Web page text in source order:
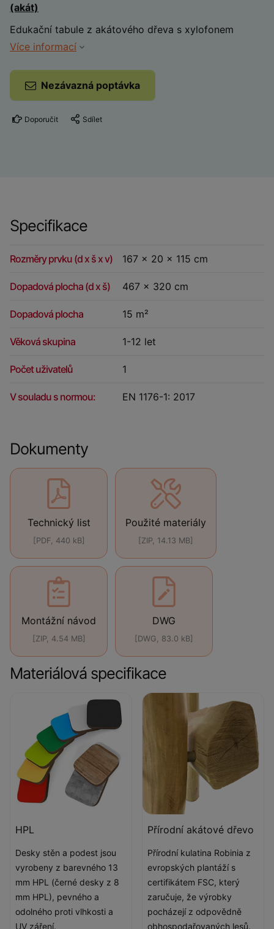
(akát)
Edukační tabule z akátového dřeva s xylofonem
Více informací
Nezávazná poptávka
Doporučit Sdílet
Specifikace
Rozměry prvku (d x š x v) 167 x 20 x 115 cm
Dopadová plocha (d x š) 467 x 320 cm
Dopadová plocha 15 m²
Věková skupina 1-12 let
Počet uživatelů 1
V souladu s normou: EN 1176-1: 2017
Dokumenty
Technický list
[PDF, 440 kB]
Použité materiály
[ZIP, 14.13 MB]
Montážní návod
[ZIP, 4.54 MB]
DWG
[DWG, 83.0 kB]
Materiálová specifikace
HPL
Desky stěn a podest jsou
vyrobeny z barevného 13
mm HPL (černé desky z 8
mm HPL), pevného a
odolného proti vlhkosti a
UV záření.
Přírodní akátové dřevo
Přírodní kulatina Robinia z
evropských plantáží s
certifikátem FSC, který
zaručuje, že výrobky
pocházejí z odpovědně
obhospodařovaných lesů.